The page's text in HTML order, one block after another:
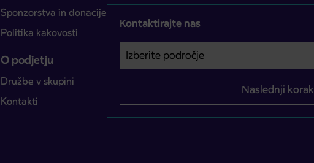
Sponzorstva in donacije
Politika kakovosti
O podjetju
Družbe v skupini
Kontakti
Kontaktirajte nas
Izberite področje
Področje je obvezno izbrati.
Naslednji korak